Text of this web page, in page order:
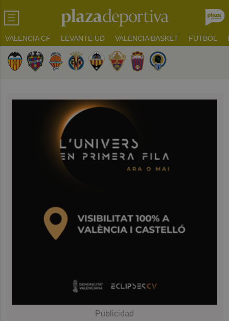
VALENCIA CF LEVANTE UD VALENCIA BASKET FUTBOL